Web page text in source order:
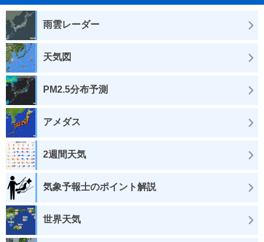
雨雲レーダー
天気図
PM2.5分布予測
アメダス
2週間天気
気象予報士のポイント解説
世界天気